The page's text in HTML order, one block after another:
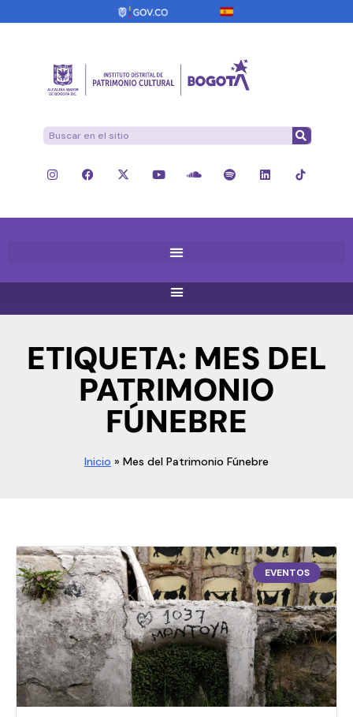
ETIQUETA: MES DEL
PATRIMONIO
FÚNEBRE
Inicio » Mes del Patrimonio Fúnebre
EVENTOS